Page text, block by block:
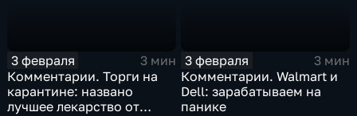
3 февраля
3 мин
Комментарии. Торги на
карантине: названо
лучшее лекарство от
3 февраля
3 мин
Комментарии. Walmart и
Dell: зарабатываем на
панике